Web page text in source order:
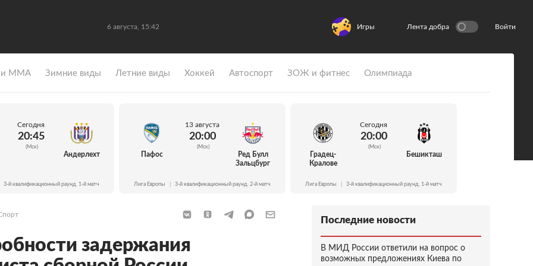
6 августа, 15:42 Игры Лента добра Войти
и ММА Зимние виды Летние виды Хоккей Автоспорт ЗОЖ и фитнес Олимпиада
Сегодня
20:45
(Мск)
Андерлехт
3-й квалификационный раунд. 1-й матч
Пафос
13 августа
20:00
(Мск)
Ред Булл
Зальцбург
Лига Европы 3-й квалификационный раунд. 2-й матч
Градец-
Кралове
Сегодня
20:00
(Мск)
Бешикташ
Лига Европы 3-й квалификационный раунд. 1-й матч
задержания
Последние новости
В МИД России ответили на вопрос о
возможных предложениях Киева по